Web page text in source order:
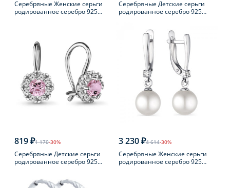
Серебряные Женские серьги
родированное серебро 925
Серебряные Детские серьги
родированное серебро 925
819 ₽1 170-30%
Серебряные Детские серьги
родированное серебро 925
3 230 ₽4 614-30%
Серебряные Женские серьги
родированное серебро 925